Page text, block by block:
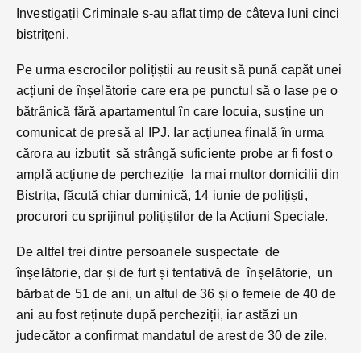
Investigații Criminale s-au aflat timp de câteva luni cinci
bistrițeni.
Pe urma escrocilor polițiștii au reusit să pună capăt unei
acțiuni de înșelătorie care era pe punctul să o lase pe o
bătrânică fără apartamentul în care locuia, susține un
comunicat de presă al IPJ. Iar acțiunea finală în urma
cărora au izbutit să strângă suficiente probe ar fi fost o
amplă acțiune de percheziție la mai multor domicilii din
Bistrița, făcută chiar duminică, 14 iunie de polițiști,
procurori cu sprijinul polițiștilor de la Acțiuni Speciale.
De altfel trei dintre persoanele suspectate de
înșelătorie, dar și de furt și tentativă de înșelătorie, un
bărbat de 51 de ani, un altul de 36 și o femeie de 40 de
ani au fost reținute după percheziții, iar astăzi un
judecător a confirmat mandatul de arest de 30 de zile.